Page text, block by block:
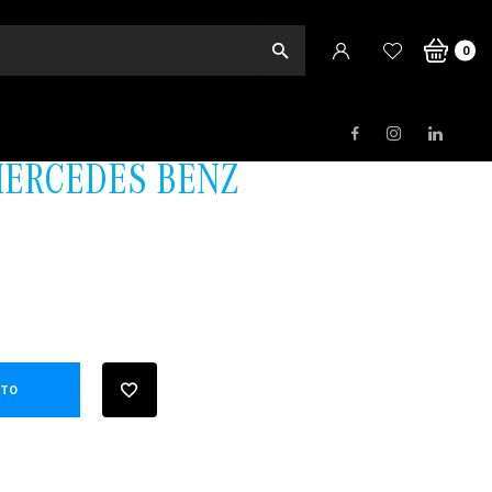
0
BENZ